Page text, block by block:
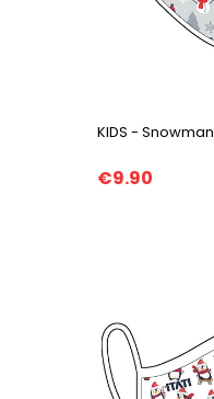
KIDS - Snowman
€9.90